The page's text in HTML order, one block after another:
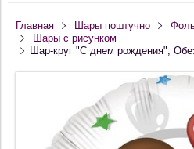
Главная Шары поштучно
Шары с рисунком
Шар-круг "С днем рождения",